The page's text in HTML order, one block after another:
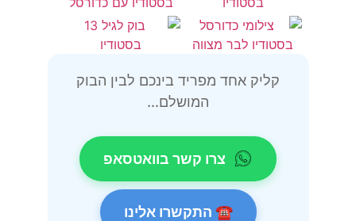
קליק אחד מפריד בינכם לבין הבוק
המושלם...
צרו קשר בוואטסאפ
☎ התקשרו אלינו